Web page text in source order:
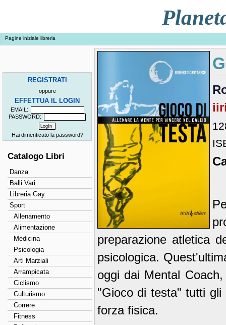
Pagine iniziale libreria
preparazione atletica
psicologica.
oggi dai Mental
"Gioco di testa" tutti gli
forza fisica.
REGISTRATI
oppure
EFFETTUA IL LOGIN
EMAIL:
PASSWORD:
Hai dimenticato la password?
Catalogo Libri
Danza
Balli Vari
Libreria Gay
Sport
Allenamento
Alimentazione
Medicina
Psicologia
Arti Marziali
Arrampicata
Ciclismo
Culturismo
Correre
Fitness